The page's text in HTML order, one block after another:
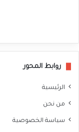
روابط المحور
الرئيسية
من نحن
سياسة الخصوصية